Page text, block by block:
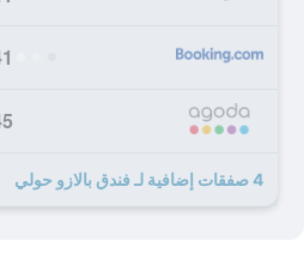
4 صفقات إضافية لـ فندق بالازو حولي